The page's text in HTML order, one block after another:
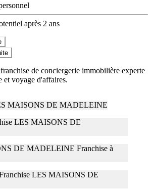
après 2 ans
de conciergerie immobilière experte
et voyage d'affaires.